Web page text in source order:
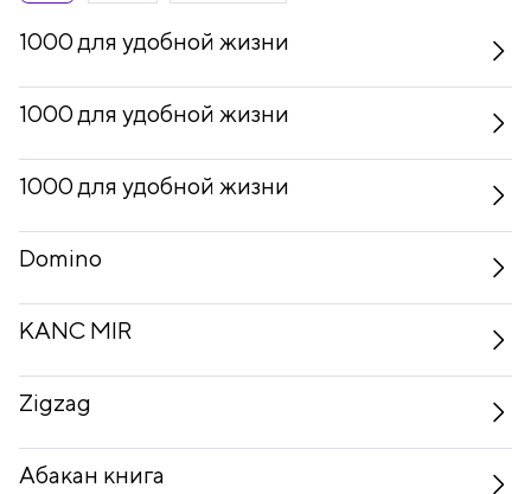
1000 для удобной жизни
1000 для удобной жизни
1000 для удобной жизни
Domino
KANC MIR
Zigzag
Абакан книга